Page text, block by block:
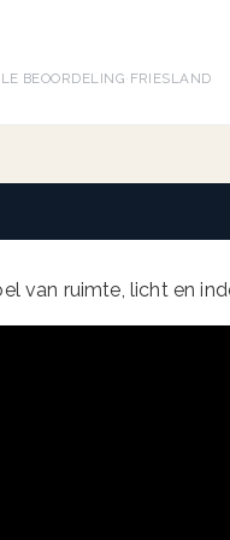
BEOORDELING· FRIESLAND
van ruimte, licht en